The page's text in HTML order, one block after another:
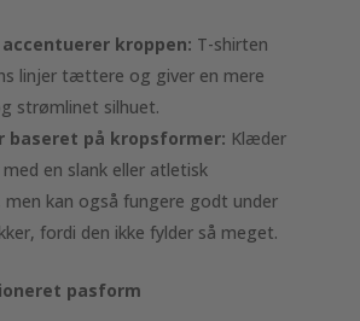
kroppen: T-shirten
linjer tættere og giver en mere
strømlinet silhuet.
baseret på kropsformer: Klæder
en slank eller atletisk
men kan også fungere godt under
fordi den ikke fylder så meget.
pasform